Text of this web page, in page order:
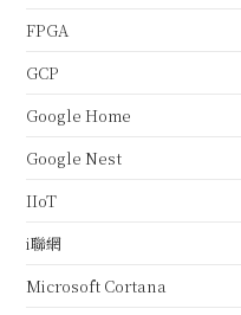
FPGA
GCP
Google Home
Google Nest
IIoT
i聯網
Microsoft Cortana